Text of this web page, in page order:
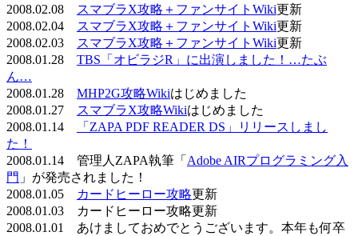
2008.02.08
スマブラX攻略＋ファンサイトWiki更新
2008.02.04
スマブラX攻略＋ファンサイトWiki更新
2008.02.03
スマブラX攻略＋ファンサイトWiki更新
2008.01.28 TBS「オビラジR」に出演しました！…たぶ
ん…
2008.01.28 MHP2G攻略Wikiはじめました
2008.01.27
スマブラX攻略Wikiはじめました
2008.01.14
「ZAPA PDF READER DS」リリースしまし
た！
2008.01.14 管理人ZAPA執筆「 Adobe AIRプログラミング入
門 」が発売されました！
2008.01.05
カードヒーロー攻略更新
2008.01.03 カードヒーロー攻略更新
2008.01.01 あけましておめでとうございます。本年も何卒